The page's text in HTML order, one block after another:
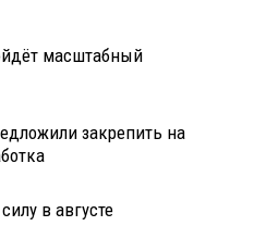
масштабный
закрепить на
в августе